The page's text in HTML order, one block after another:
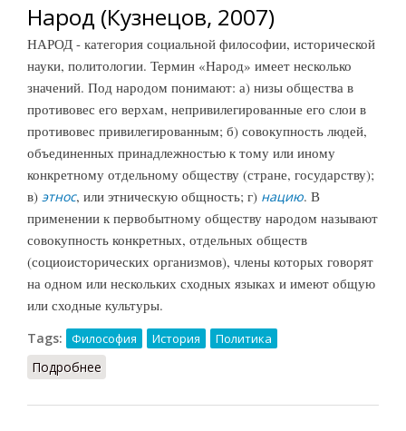
Народ (Кузнецов, 2007)
НАРОД - категория социальной философии, исторической
науки, политологии. Термин «Народ» имеет несколько
значений. Под народом понимают: а) низы общества в
противовес его верхам, непривилегированные его слои в
противовес привилегированным; б) совокупность людей,
объединенных принадлежностью к тому или иному
конкретному отдельному обществу (стране, государству);
в) этнос, или этническую общность; г) нацию. В
применении к первобытному обществу народом называют
совокупность конкретных, отдельных обществ
(социоисторических организмов), члены которых говорят
на одном или нескольких сходных языках и имеют общую
или сходные культуры.
Tags: Философия История Политика
Подробнее